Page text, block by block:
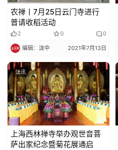
农禅丨7月25日云门寺进行
普请收稻活动
2 0 0
编辑：泷中 2021年7月13日
法讯
上海西林禅寺举办观世音菩
萨出家纪念暨菊花展通启